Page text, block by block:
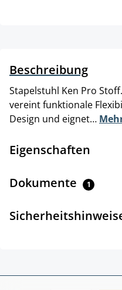
Beschreibung
Stapelstuhl Ken Pro
vereint funktionale
Design und eignet…
Eigenschaften
Dokumente 1